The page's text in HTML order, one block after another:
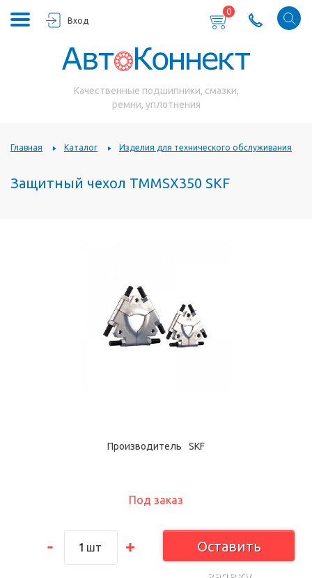
Вход
0
Качественные подшипники, смазки,
ремни, уплотнения
Главная Каталог Изделия для технического обслуживания
Защитный чехол TMMSX350 SKF
Под заказ
шт
Оставить
Производитель SKF